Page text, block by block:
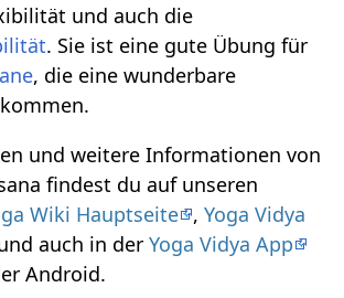
und auch die
. Sie ist eine gute Übung für
, die eine wunderbare
und weitere Informationen von
findest du auf unseren
Wiki Hauptseite ,Yoga Vidya
auch in derYoga Vidya App
Android.